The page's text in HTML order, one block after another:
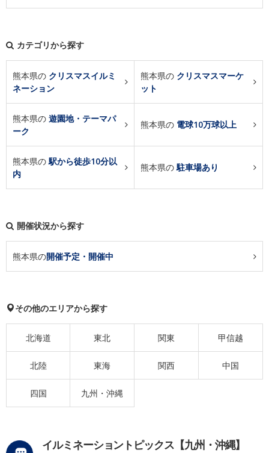
カテゴリから探す
熊本県の クリスマスイルミ
ネーション
熊本県の クリスマスマーケ
ット
熊本県の 遊園地・テーマパ
ーク
熊本県の 電球10万球以上
熊本県の駅から徒歩10分以
内
熊本県の駐車場あり
開催状況から探す
熊本県の開催予定・開催中
その他のエリアから探す
北海道 東北 関東 甲信越
北陸 東海 関西 中国
四国 九州・沖縄
イルミネーショントピックス【九州・沖縄】